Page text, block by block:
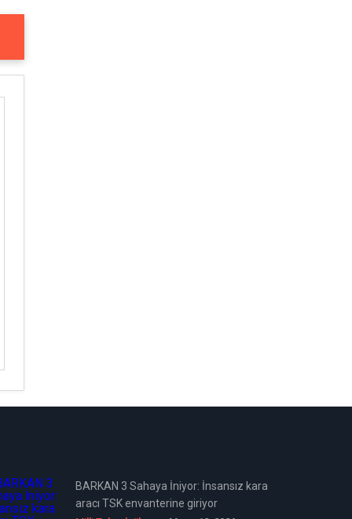
BARKAN 3 Sahaya İniyor: İnsansız kara
aracı TSK envanterine giriyor